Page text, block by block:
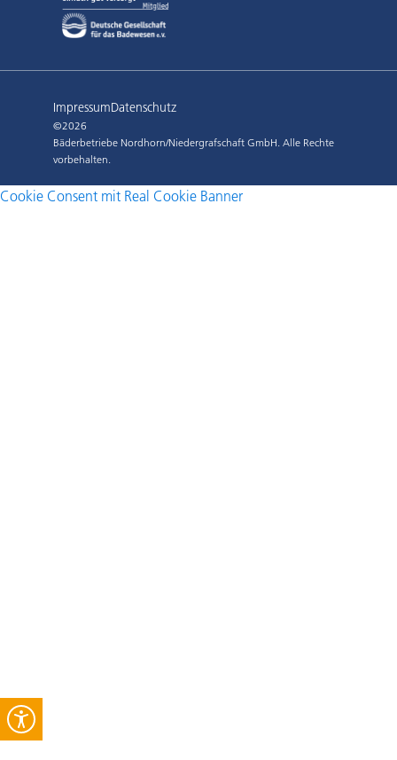
©2026
Bäderbetriebe Nordhorn/Niedergrafschaft GmbH. Alle Rechte
vorbehalten.
ImpressumDatenschutz
Cookie Consent mit Real Cookie Banner